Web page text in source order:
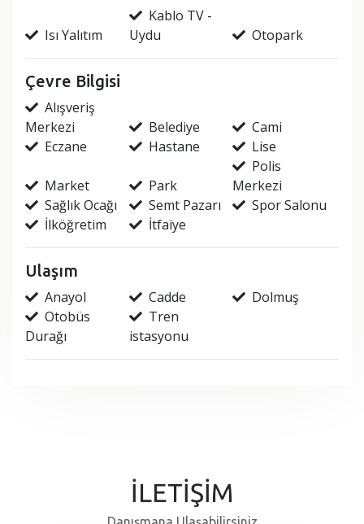
Isı Yalıtım
Kablo TV -
Uydu
Otopark
Çevre Bilgisi
Alışveriş
Merkezi
Belediye
Cami
Eczane
Hastane Lise
Market Park
Polis
Merkezi
Sağlık Ocağı
Semt Pazarı
Spor Salonu
İlköğretim
İtfaiye
Ulaşım
Anayol Cadde
Dolmuş
Otobüs
Durağı
Tren
istasyonu
İLETİŞİM